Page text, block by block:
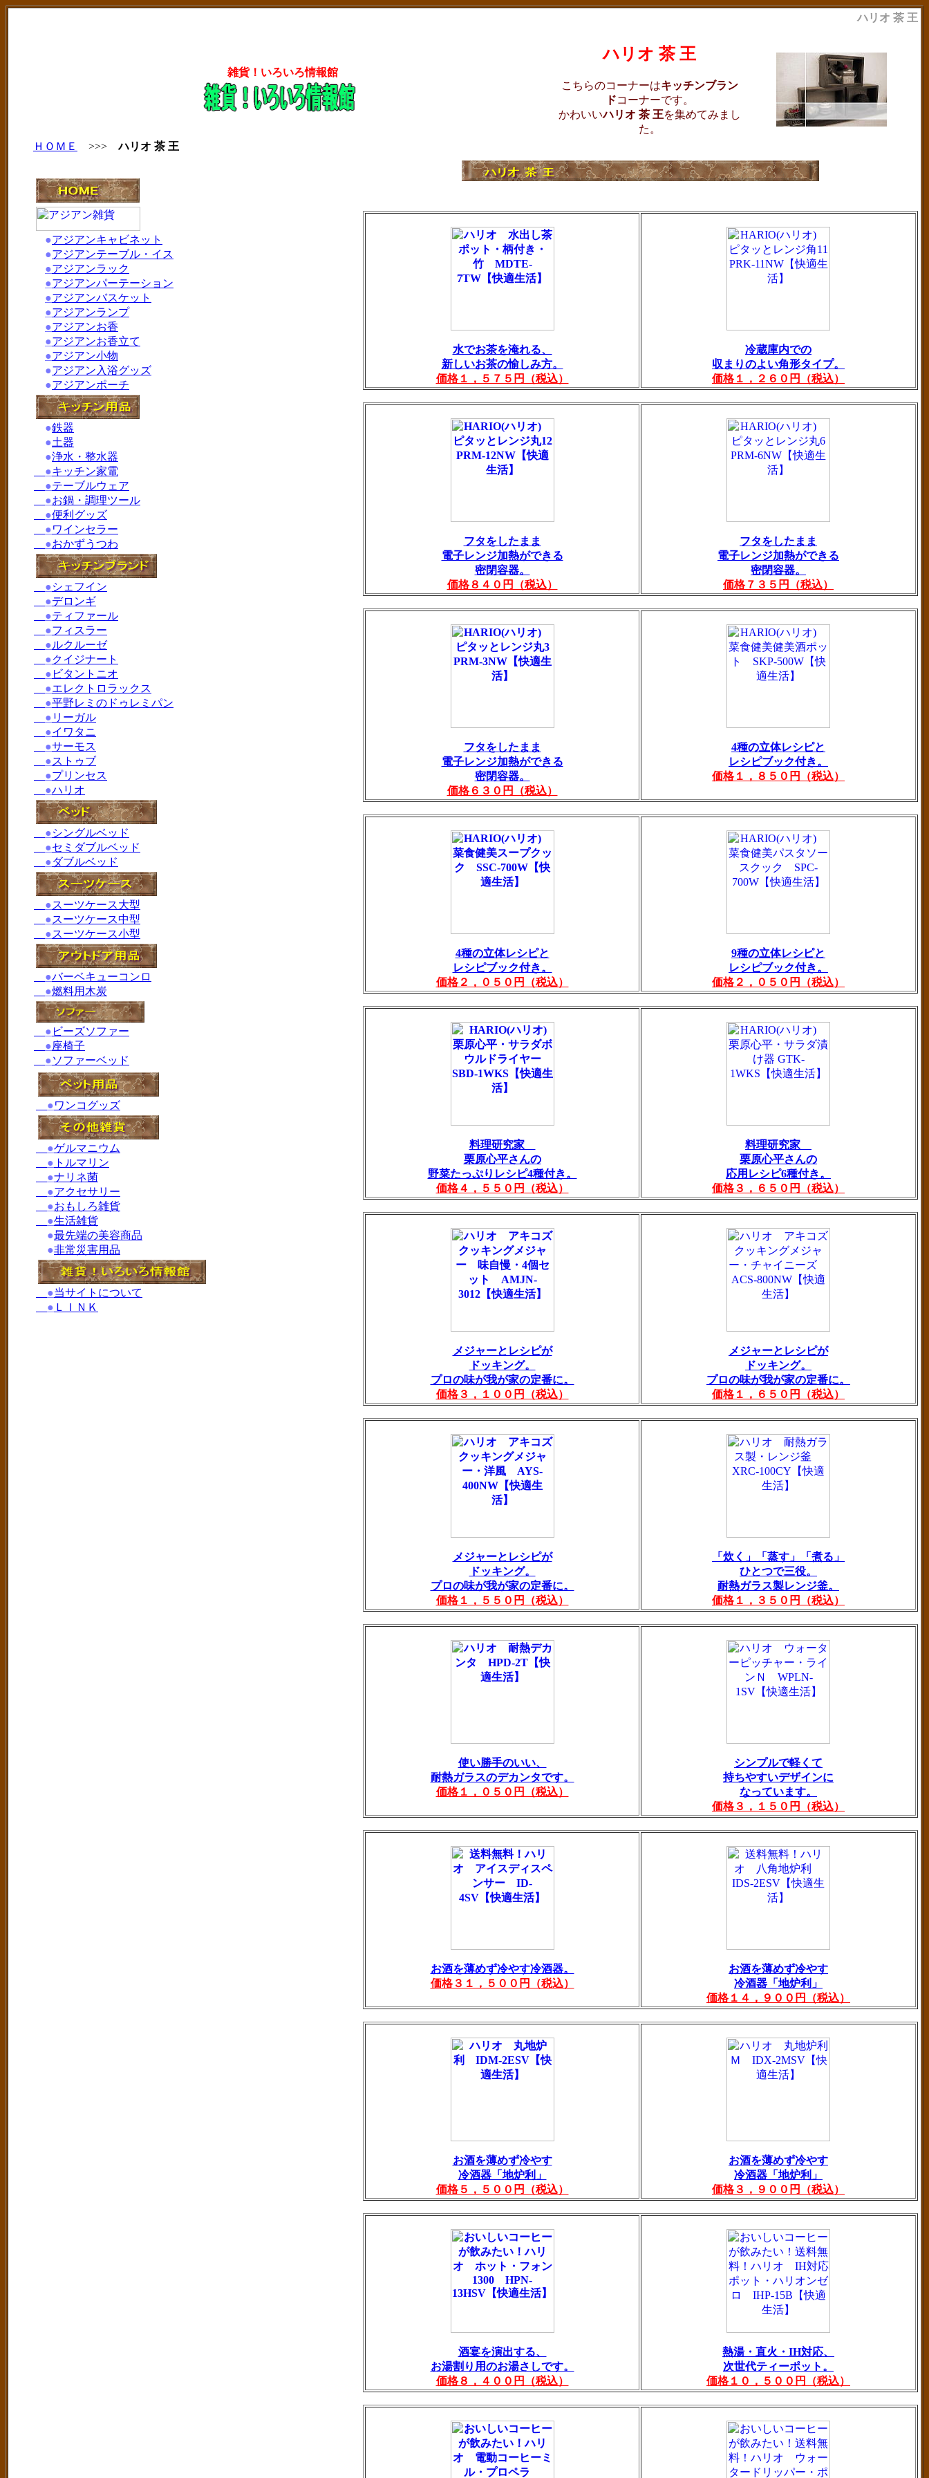
ハリオ 茶 王
雑貨！いろいろ情報館
ハリオ 茶 王
こちらのコーナーはキッチンブラン
ドコーナーです。
かわいいハリオ 茶 王を集めてみまし
た。
ＨＯＭＥ
>>>ハリオ 茶 王
水でお茶を淹れる、
新しいお茶の愉しみ方。
価格１，５７５円（税込）
冷蔵庫内での
収まりのよい角形タイプ。
価格１，２６０円（税込）
フタをしたまま
電子レンジ加熱ができる
密閉容器。
価格８４０円（税込）
フタをしたまま
電子レンジ加熱ができる
密閉容器。
価格７３５円（税込）
フタをしたまま
電子レンジ加熱ができる
密閉容器。
価格６３０円（税込）
4種の立体レシピと
レシピブック付き。
価格１，８５０円（税込）
4種の立体レシピと
レシピブック付き。
価格２，０５０円（税込）
9種の立体レシピと
レシピブック付き。
価格２，０５０円（税込）
料理研究家
栗原心平さんの
野菜たっぷりレシピ4種付き。
価格４，５５０円（税込）
料理研究家
栗原心平さんの
応用レシピ6種付き。
価格３，６５０円（税込）
メジャーとレシピが
ドッキング。
プロの味が我が家の定番に。
価格３，１００円（税込）
メジャーとレシピが
ドッキング。
プロの味が我が家の定番に。
価格１，６５０円（税込）
メジャーとレシピが
ドッキング。
プロの味が我が家の定番に。
価格１，５５０円（税込）
「炊く」「蒸す」「煮る」
ひとつで三役。
耐熱ガラス製レンジ釜。
価格１，３５０円（税込）
使い勝手のいい、
耐熱ガラスのデカンタです。
価格１，０５０円（税込）
シンプルで軽くて
持ちやすいデザインに
なっています。
価格３，１５０円（税込）
お酒を薄めず冷やす冷酒器。
価格３１，５００円（税込）
お酒を薄めず冷やす
冷酒器「地炉利」
価格１４，９００円（税込）
お酒を薄めず冷やす
冷酒器「地炉利」
価格５，５００円（税込）
お酒を薄めず冷やす
冷酒器「地炉利」
価格３，９００円（税込）
酒宴を演出する、
お湯割り用のお湯さしです。
価格８，４００円（税込）
熱湯・直火・IH対応、
次世代ティーポット。
価格１０，５００円（税込）
●アジアンキャビネット
●アジアンテーブル・イス
●アジアンラック
●アジアンパーテーション
●アジアンバスケット
●アジアンランプ
●アジアンお香
●アジアンお香立て
●アジアン小物
●アジアン入浴グッズ
●アジアンポーチ
●鉄器
●土器
●浄水・整水器
●キッチン家電
●テーブルウェア
●お鍋・調理ツール
●便利グッズ
●ワインセラー
●おかずうつわ
●シェフイン
●デロンギ
●ティファール
●フィスラー
●ルクルーゼ
●クイジナート
● ビタントニオ
●エレクトロラックス
●平野レミのドゥレミパン
● リーガル
●イワタニ
●サーモス
●ストゥブ
●プリンセス
●ハリオ
●シングルベッド
●セミダブルベッド
●ダブルベッド
●スーツケース大型
●スーツケース中型
●スーツケース小型
●バーベキューコンロ
●燃料用木炭
● ビーズソファー
●座椅子
●ソファーベッド
●ワンコグッズ
●ゲルマニウム
● トルマリン
●ナリネ菌
●アクセサリー
●おもしろ雑貨
●生活雑貨
●最先端の美容商品
●非常災害用品
●当サイトについて
● ＬＩＮＫ